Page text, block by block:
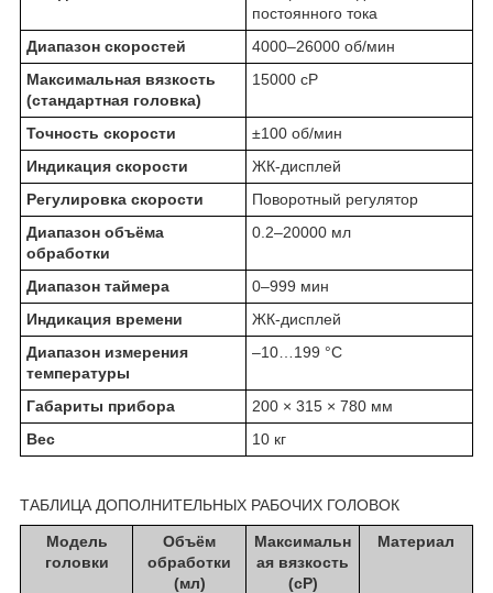
постоянного тока
Диапазон скоростей
4000–26000 об/мин
Максимальная вязкость
(стандартная головка)
15000 cP
Точность скорости
±100 об/мин
Индикация скорости
ЖК-дисплей
Регулировка скорости
Поворотный регулятор
Диапазон объёма
обработки
0.2–20000 мл
Диапазон таймера
0–999 мин
Индикация времени
ЖК-дисплей
Диапазон измерения
температуры
–10…199 °C
Габариты прибора
200 × 315 × 780 мм
Вес
10 кг
ТАБЛИЦА ДОПОЛНИТЕЛЬНЫХ РАБОЧИХ ГОЛОВОК
Модель
головки
Объём
обработки
(мл)
Максимальн
ая вязкость
(cP)
Материал